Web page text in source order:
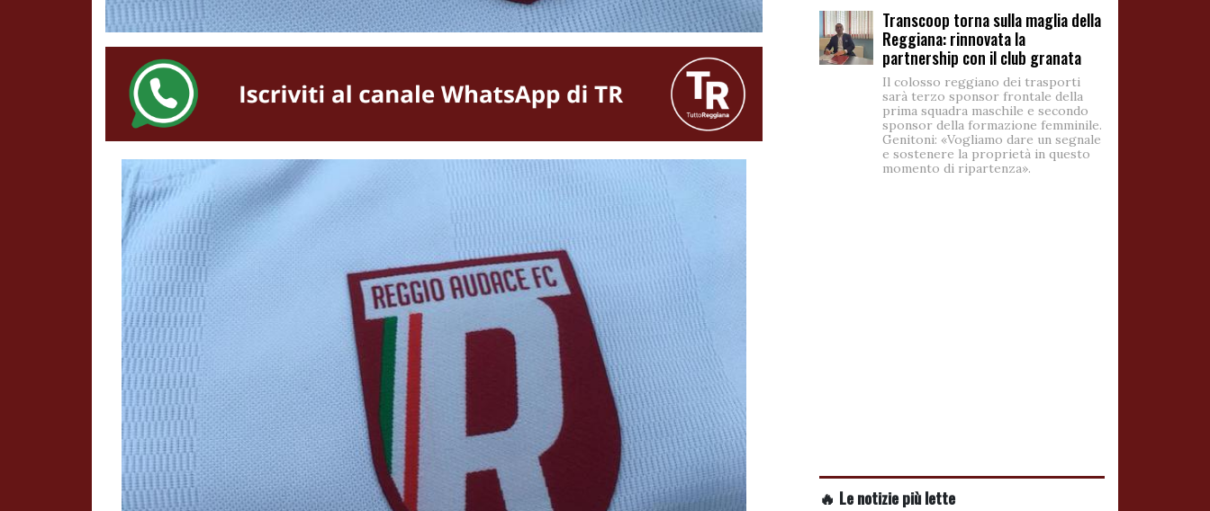
Transcoop torna sulla maglia della
Reggiana: rinnovata la
partnership con il club granata
Il colosso reggiano dei trasporti
sarà terzo sponsor frontale della
prima squadra maschile e secondo
sponsor della formazione femminile.
Genitoni: «Vogliamo dare un segnale
e sostenere la proprietà in questo
momento di ripartenza».
🔥 Le notizie più lette